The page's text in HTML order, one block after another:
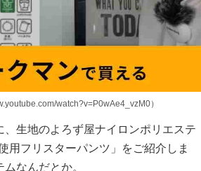
watch?v=P0wAe4_vzM0）
生地のよろず屋ナイロンポリエステ
用フリスターパンツ」をご紹介しま
なんだとか。